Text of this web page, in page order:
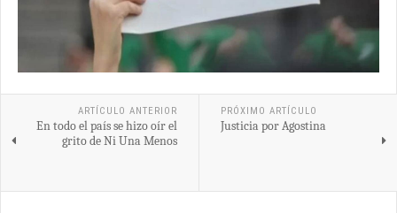
ARTÍCULO ANTERIOR
En todo el país se hizo oír el
grito de Ni Una Menos
PRÓXIMO ARTÍCULO
Justicia por Agostina